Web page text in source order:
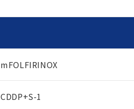
mFOLFIRINOX
CDDP+S-1